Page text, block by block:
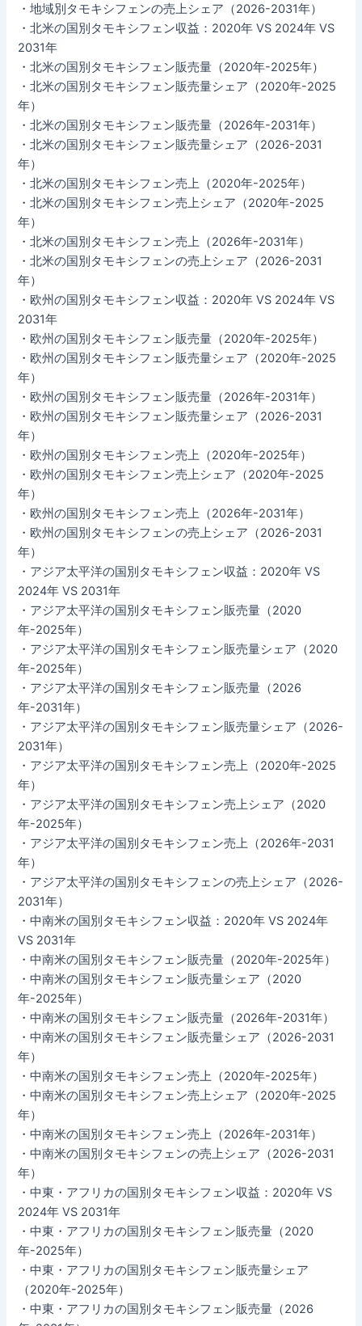
・地域別タモキシフェンの売上シェア（2026-2031年）
・北米の国別タモキシフェン収益：2020年 VS 2024年 VS
2031年
・北米の国別タモキシフェン販売量（2020年-2025年）
・北米の国別タモキシフェン販売量シェア（2020年-2025
年）
・北米の国別タモキシフェン販売量（2026年-2031年）
・北米の国別タモキシフェン販売量シェア（2026-2031
年）
・北米の国別タモキシフェン売上（2020年-2025年）
・北米の国別タモキシフェン売上シェア（2020年-2025
年）
・北米の国別タモキシフェン売上（2026年-2031年）
・北米の国別タモキシフェンの売上シェア（2026-2031
年）
・欧州の国別タモキシフェン収益：2020年 VS 2024年 VS
2031年
・欧州の国別タモキシフェン販売量（2020年-2025年）
・欧州の国別タモキシフェン販売量シェア（2020年-2025
年）
・欧州の国別タモキシフェン販売量（2026年-2031年）
・欧州の国別タモキシフェン販売量シェア（2026-2031
年）
・欧州の国別タモキシフェン売上（2020年-2025年）
・欧州の国別タモキシフェン売上シェア（2020年-2025
年）
・欧州の国別タモキシフェン売上（2026年-2031年）
・欧州の国別タモキシフェンの売上シェア（2026-2031
年）
・アジア太平洋の国別タモキシフェン収益：2020年 VS
2024年 VS 2031年
・アジア太平洋の国別タモキシフェン販売量（2020
年-2025年）
・アジア太平洋の国別タモキシフェン販売量シェア（2020
年-2025年）
・アジア太平洋の国別タモキシフェン販売量（2026
年-2031年）
・アジア太平洋の国別タモキシフェン販売量シェア（2026-
2031年）
・アジア太平洋の国別タモキシフェン売上（2020年-2025
年）
・アジア太平洋の国別タモキシフェン売上シェア（2020
年-2025年）
・アジア太平洋の国別タモキシフェン売上（2026年-2031
年）
・アジア太平洋の国別タモキシフェンの売上シェア（2026-
2031年）
・中南米の国別タモキシフェン収益：2020年 VS 2024年
VS 2031年
・中南米の国別タモキシフェン販売量（2020年-2025年）
・中南米の国別タモキシフェン販売量シェア（2020
年-2025年）
・中南米の国別タモキシフェン販売量（2026年-2031年）
・中南米の国別タモキシフェン販売量シェア（2026-2031
年）
・中南米の国別タモキシフェン売上（2020年-2025年）
・中南米の国別タモキシフェン売上シェア（2020年-2025
年）
・中南米の国別タモキシフェン売上（2026年-2031年）
・中南米の国別タモキシフェンの売上シェア（2026-2031
年）
・中東・アフリカの国別タモキシフェン収益：2020年 VS
2024年 VS 2031年
・中東・アフリカの国別タモキシフェン販売量（2020
年-2025年）
・中東・アフリカの国別タモキシフェン販売量シェア
（2020年-2025年）
・中東・アフリカの国別タモキシフェン販売量（2026